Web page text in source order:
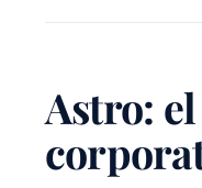
Astro: